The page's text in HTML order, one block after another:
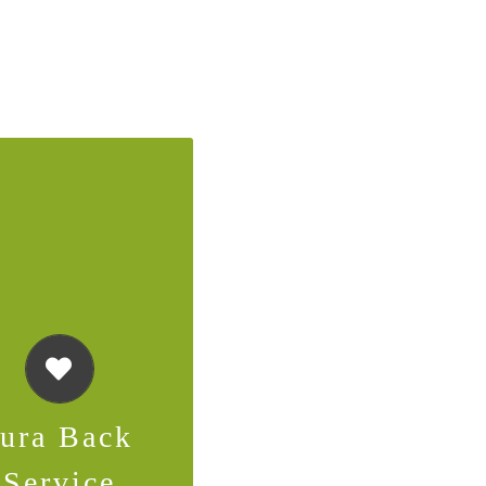
Back
Essen aus